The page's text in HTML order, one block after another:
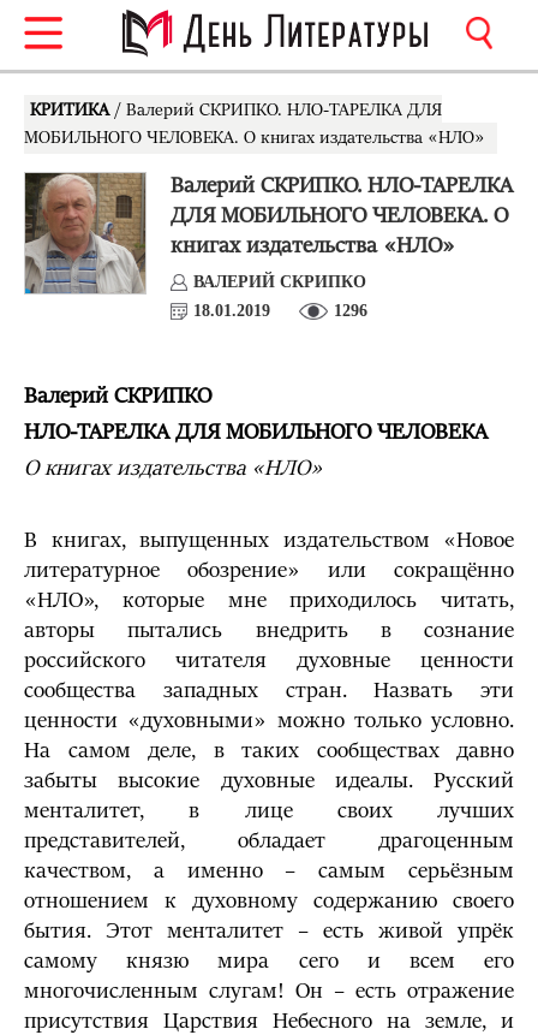
КРИТИКА / Валерий СКРИПКО. НЛО-ТАРЕЛКА ДЛЯ
МОБИЛЬНОГО ЧЕЛОВЕКА. О книгах издательства «НЛО»
Валерий СКРИПКО. НЛО-ТАРЕЛКА
ДЛЯ МОБИЛЬНОГО ЧЕЛОВЕКА. О
книгах издательства «НЛО»
ВАЛЕРИЙ СКРИПКО
18.01.2019
1296
Валерий СКРИПКО
НЛО-ТАРЕЛКА ДЛЯ МОБИЛЬНОГО ЧЕЛОВЕКА
О книгах издательства «НЛО»
В книгах, выпущенных издательством «Новое
литературное обозрение» или сокращённо
«НЛО», которые мне приходилось читать,
авторы пытались внедрить в сознание
российского читателя духовные ценности
сообщества западных стран. Назвать эти
ценности «духовными» можно только условно.
На самом деле, в таких сообществах давно
забыты высокие духовные идеалы. Русский
менталитет, в лице своих лучших
представителей, обладает драгоценным
качеством, а именно – самым серьёзным
отношением к духовному содержанию своего
бытия. Этот менталитет – есть живой упрёк
самому князю мира сего и всем его
многочисленным слугам! Он – есть отражение
присутствия Царствия Небесного на земле, и